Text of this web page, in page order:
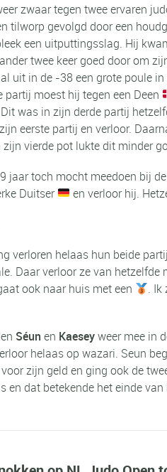
zwaar tegen twee ervaren
tilworp gevolgd door een
een uitputtingsslag. Hij
twee keer goed door om
uit in de -38 een grote poule in
partij moest hij tegen een Deen
was in zijn derde partij
eerste partij en verloor.
vierde pot lukte dit minder
jaar toch mocht meedoen bij
Duitser
en verloor hij.
verloren helaas hun beide
Daar verloor ze van
ook naar huis met een
. Ik
Séun en Kaeseyweer mee in
helaas op wazari. Seun
zijn geld en ging ook de
en dat betekende het einde